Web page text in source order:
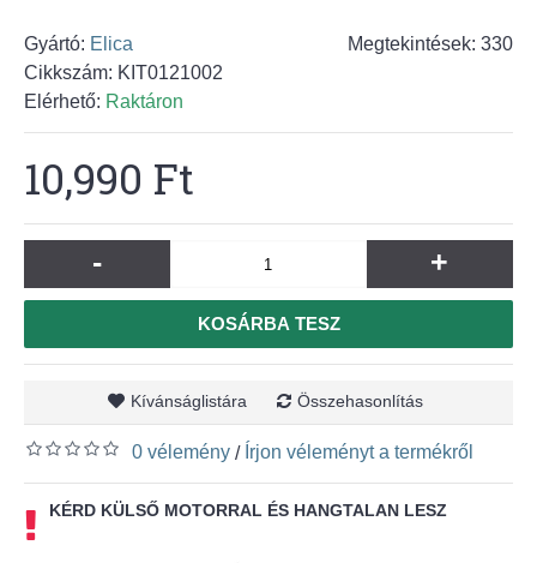
Megtekintések: 330
Gyártó: Elica
Cikkszám: KIT0121002
Elérhető: Raktáron
10,990 Ft
- +
KOSÁRBA TESZ
Kívánságlistára Összehasonlítás
0 vélemény / Írjon véleményt a termékről
KÉRD KÜLSŐ MOTORRAL ÉS HANGTALAN LESZ